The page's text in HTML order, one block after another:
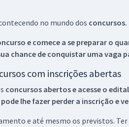
no mundo dos concursos.
e comece a se preparar o
chance de conquistar uma vaga
com inscrições abertas
concursos abertos e acesse o
lhe fazer perder a inscrição e
e até mesmo os previstos.